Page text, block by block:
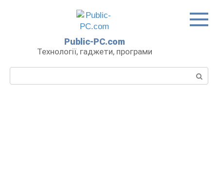
Public-PC.com
Технології, гаджети, програми